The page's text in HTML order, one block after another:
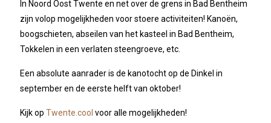
In Noord Oost Twente en net over de grens in Bad Bentheim
zijn volop mogelijkheden voor stoere activiteiten! Kanoën,
boogschieten, abseilen van het kasteel in Bad Bentheim,
Tokkelen in een verlaten steengroeve, etc.
Een absolute aanrader is de kanotocht op de Dinkel in
september en de eerste helft van oktober!
Kijk op Twente.cool voor alle mogelijkheden!